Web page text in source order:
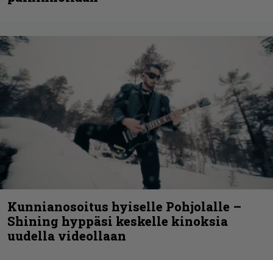
Kunnianosoitus hyiselle Pohjolalle –
Shining hyppäsi keskelle kinoksia
uudella videollaan